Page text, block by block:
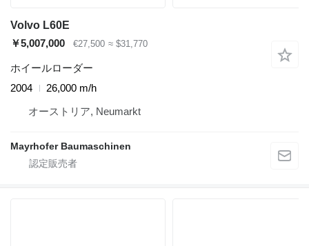
Volvo L60E
￥5,007,000
€27,500 ≈ $31,770
ホイールローダー
2004
26,000 m/h
オーストリア, Neumarkt
Mayrhofer Baumaschinen